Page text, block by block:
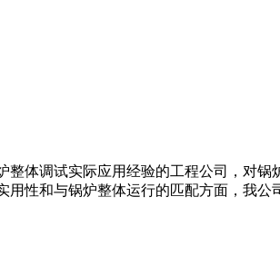
体调试实际应用经验的工程公司，对
性和与锅炉整体运行的匹配方面，我公